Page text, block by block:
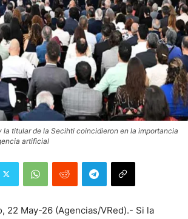
la titular de la Secihti coincidieron en la importancia
artificial
22 May-26 (Agencias/VRed).- Si la